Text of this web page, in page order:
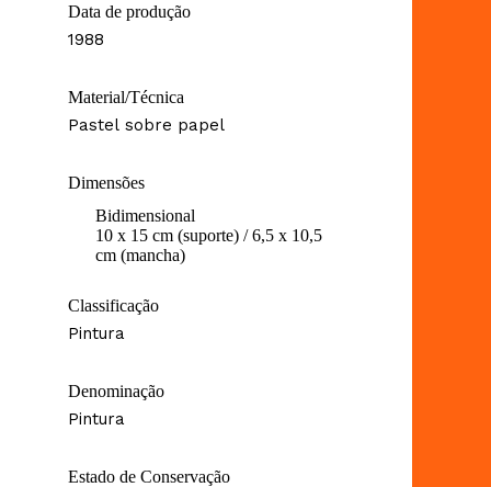
Data de produção
1988
Material/Técnica
Pastel sobre papel
Dimensões
Bidimensional
10 x 15 cm (suporte) / 6,5 x 10,5
cm (mancha)
Classificação
Pintura
Denominação
Pintura
Estado de Conservação